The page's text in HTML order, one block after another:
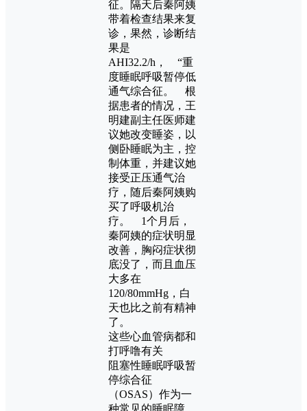
征。隔天后秦阿姨
带着检查结果来复
诊，果然，诊断结
果是
AHI32.2/h， “重
度睡眠呼吸暂停低
通气综合征。 根
据患者的情况，王
明建副主任医师建
议她改变睡姿，以
侧卧睡眠为主，控
制体重，并建议她
接受正压通气治
疗，随后秦阿姨购
买了呼吸机治
疗。 1个月后，
秦阿姨的症状明显
改善，胸闷症状彻
底没了，而且血压
大多在
120/80mmHg，白
天也比之前有精神
了。
这些心血管病都和
打呼噜有关
阻塞性睡眠呼吸暂
停综合征
（OSAS）作为一
种常见的睡眠障